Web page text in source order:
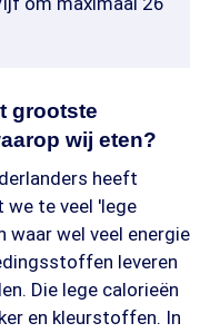
grootste
wij eten?
heeft
te veel 'lege
waar wel veel energie
leveren
Die lege calorieën
en kleurstoffen. In